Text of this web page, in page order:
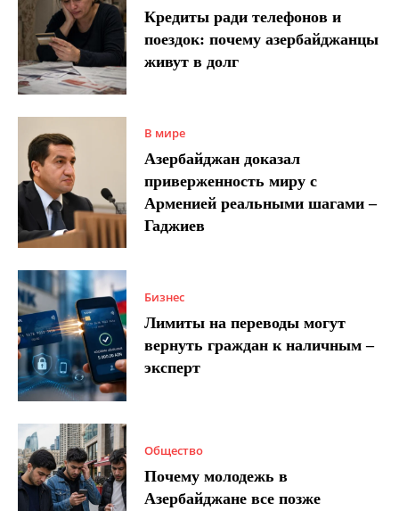
Кредиты ради телефонов и
поездок: почему азербайджанцы
живут в долг
В мире
Азербайджан доказал
приверженность миру с
Арменией реальными шагами –
Гаджиев
Бизнес
Лимиты на переводы могут
вернуть граждан к наличным –
эксперт
Общество
Почему молодежь в
Азербайджане все позже